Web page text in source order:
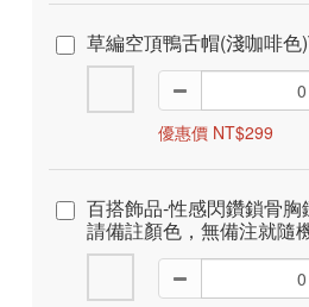
草編空頂鴨舌帽(淺咖啡色
優惠價 NT$299
百搭飾品-性感閃鑽鎖骨
請備註顏色，無備注就隨